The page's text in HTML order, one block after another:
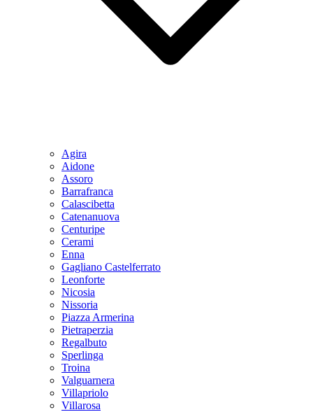
Agira
Aidone
Assoro
Barrafranca
Calascibetta
Catenanuova
Centuripe
Cerami
Enna
Gagliano Castelferrato
Leonforte
Nicosia
Nissoria
Piazza Armerina
Pietraperzia
Regalbuto
Sperlinga
Troina
Valguarnera
Villapriolo
Villarosa